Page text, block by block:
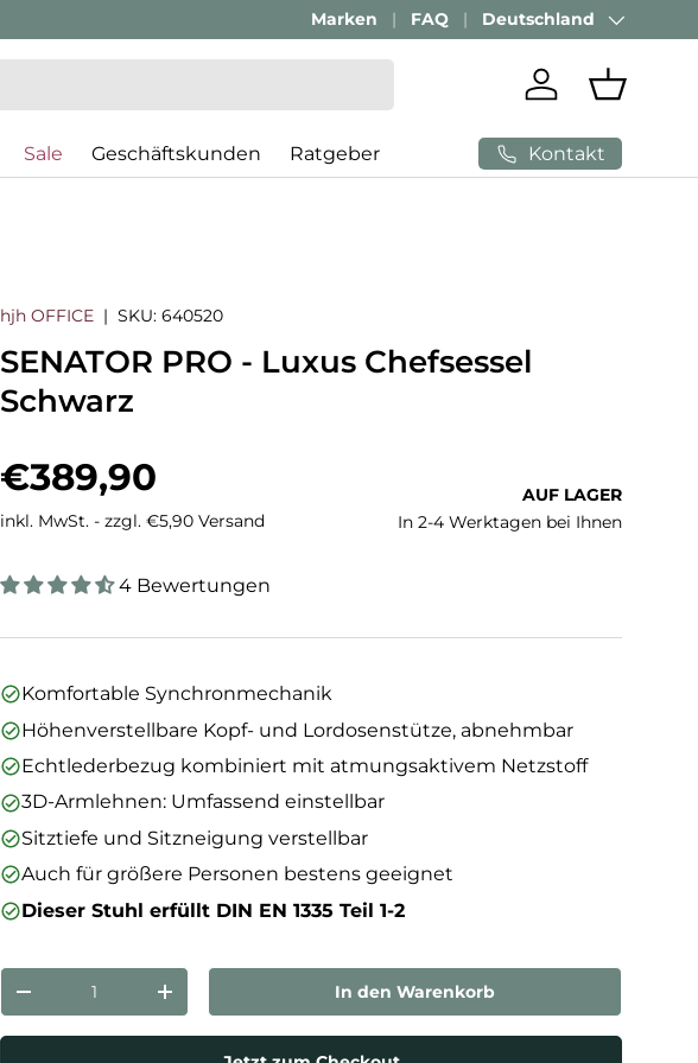
Passenden Bürostuhl finden mitAI-Beratung
Marken FAQ Land/Region
Deutschland
Einloggen
Sale Geschäftskunden Ratgeber Kontakt
hjh OFFICE |SKU: 640520
SENATOR PRO - Luxus Chefsessel
Schwarz
Normaler Preis
€389,90
inkl. MwSt. - zzgl. €5,90 Versand
AUF LAGER
In 2-4 Werktagen bei Ihnen
4 Bewertungen
Komfortable Synchronmechanik
Höhenverstellbare Kopf- und Lordosenstütze, abnehmbar
Echtlederbezug kombiniert mit atmungsaktivem Netzstoff
3D-Armlehnen: Umfassend einstellbar
Sitztiefe und Sitzneigung verstellbar
Auch für größere Personen bestens geeignet
Dieser Stuhl erfüllt DIN EN 1335 Teil 1-2
Anzahl
Menge verringernMenge erhöhen In den Warenkorb